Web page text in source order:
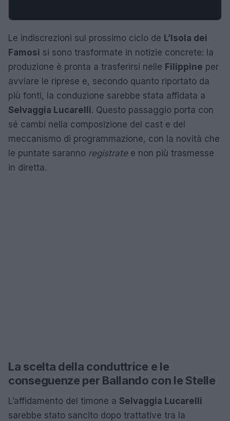
Le indiscrezioni sul prossimo ciclo de L’Isola dei
Famosi si sono trasformate in notizie concrete: la
produzione è pronta a trasferirsi nelle Filippine per
avviare le riprese e, secondo quanto riportato da
più fonti, la conduzione sarebbe stata affidata a
Selvaggia Lucarelli. Questo passaggio porta con
sé cambi nella composizione del cast e del
meccanismo di programmazione, con la novità che
le puntate saranno registratee non più trasmesse
in diretta.
La scelta della conduttrice e le
conseguenze per Ballando con le Stelle
L’affidamento del timone a Selvaggia Lucarelli
sarebbe stato sancito dopo trattative tra la